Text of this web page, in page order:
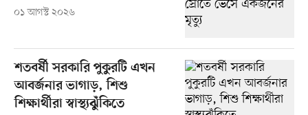
০১ আগস্ট ২০২৬
শতবর্ষী সরকারি পুকুরটি এখন
আবর্জনার ভাগাড়, শিশু
শিক্ষার্থীরা স্বাস্থ্যঝুঁকিতে